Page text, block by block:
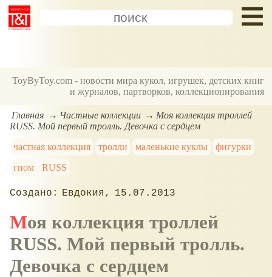
ToyByToy.com - новости мира кукол, игрушек, детских книг
и журналов, партворков, коллекционирования
Главная Частные коллекции
Моя коллекция троллей
RUSS. Мой первый тролль. Девочка с сердцем
частная коллекция
тролли маленькие куклы
фигурки
гном
RUSS
Евдокия 15.07.2013
Моя коллекция троллей
RUSS. Мой первый тролль.
Девочка с сердцем